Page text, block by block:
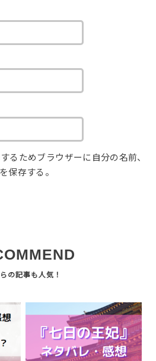
るためブラウザーに自分の名前、
保存する。